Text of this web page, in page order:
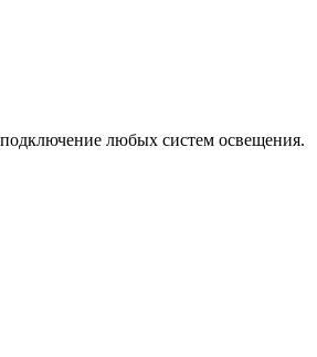
любых систем освещения.